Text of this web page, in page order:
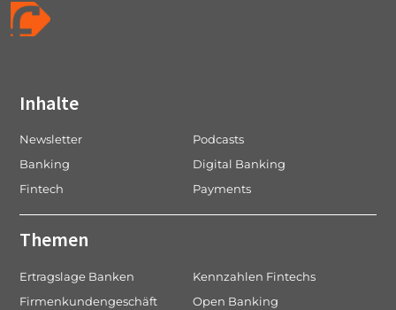
Inhalte
Newsletter
Podcasts
Banking
Digital Banking
Fintech
Payments
Themen
Ertragslage Banken
Kennzahlen Fintechs
Firmenkundengeschäft
Open Banking